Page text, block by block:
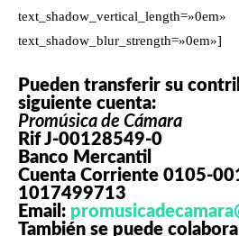
text_shadow_vertical_length=»0em»
text_shadow_blur_strength=»0em»]
Pueden transferir su
siguiente cuenta:
Promúsica de Cámara
Rif J-00128549-0
Banco Mercantil
Cuenta Corriente 0105-
1017499713
Email:
También se puede